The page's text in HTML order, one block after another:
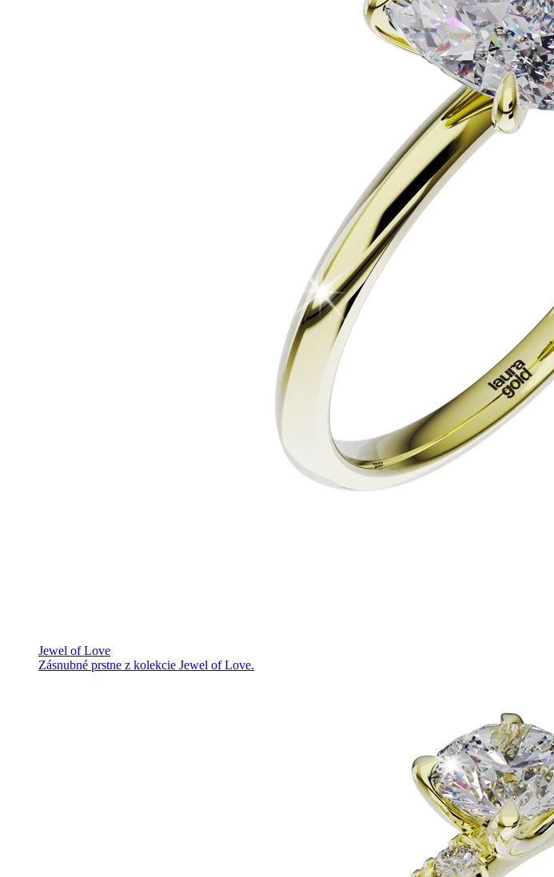
Jewel of Love
Zásnubné prstne z kolekcie Jewel of Love.